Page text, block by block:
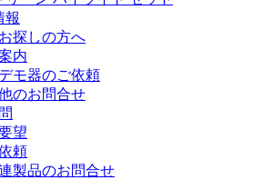
報
探しの方へ
内
モ器のご依頼
のお問合せ
望
頼
製品のお問合せ